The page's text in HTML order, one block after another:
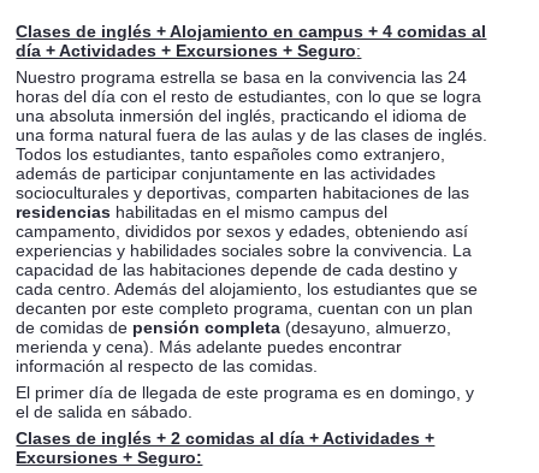
Clases de inglés + Alojamiento en campus + 4 comidas al
día + Actividades + Excursiones + Seguro:
Nuestro programa estrella se basa en la convivencia las 24
horas del día con el resto de estudiantes, con lo que se logra
una absoluta inmersión del inglés, practicando el idioma de
una forma natural fuera de las aulas y de las clases de inglés.
Todos los estudiantes, tanto españoles como extranjero,
además de participar conjuntamente en las actividades
socioculturales y deportivas, comparten habitaciones de las
residencias habilitadas en el mismo campus del
campamento, divididos por sexos y edades, obteniendo así
experiencias y habilidades sociales sobre la convivencia. La
capacidad de las habitaciones depende de cada destino y
cada centro. Además del alojamiento, los estudiantes que se
decanten por este completo programa, cuentan con un plan
de comidas de pensión completa (desayuno, almuerzo,
merienda y cena). Más adelante puedes encontrar
información al respecto de las comidas.
El primer día de llegada de este programa es en domingo, y
el de salida en sábado.
Clases de inglés + 2 comidas al día + Actividades +
Excursiones + Seguro: